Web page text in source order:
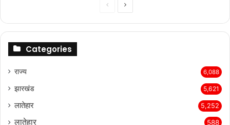
PreviousNext
Categories
राज्‍य 6,088
झारखंड 5,621
लातेहार 5,252
लातेहार 588